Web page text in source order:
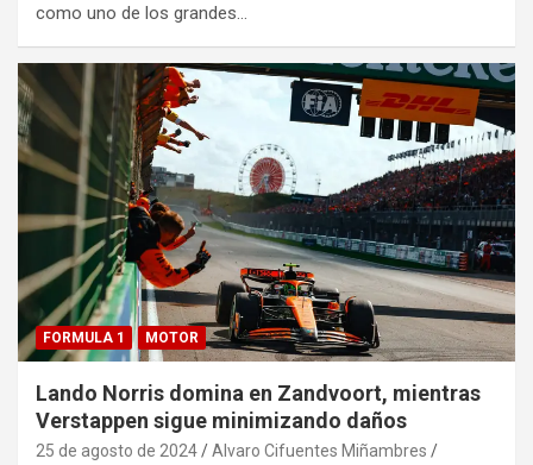
como uno de los grandes…
FORMULA 1 MOTOR
Lando Norris domina en Zandvoort, mientras
Verstappen sigue minimizando daños
25 de agosto de 2024
Alvaro Cifuentes Miñambres